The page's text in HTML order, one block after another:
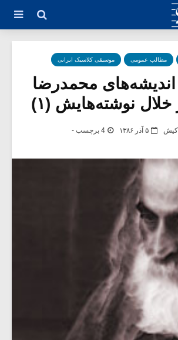
مطالب عمومی موسیقی کلاسیک ایرانی
اندیشه‌های محمدرضا
نوشته‌هایش (۱)
کیش ۵ آذر ۱۳۸۶ 4 برچسب -